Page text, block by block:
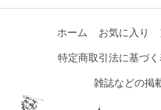
ホーム お気に入り
特定商取引法に基づ
雑誌などの掲